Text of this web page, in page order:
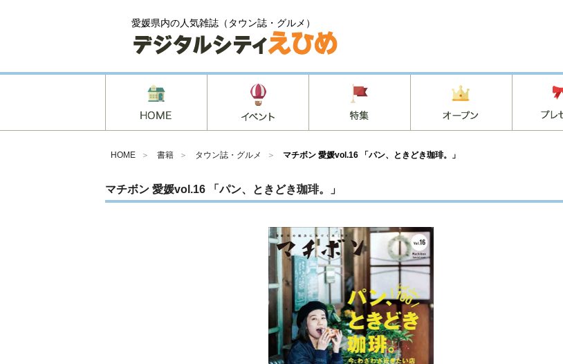
愛媛県内の人気雑誌（タウン誌・グルメ）
HOME ＞ 書籍 ＞ タウン誌・グルメ ＞ マチボン 愛媛vol.16 「パン、ときどき珈琲。」
マチボン 愛媛vol.16 「パン、ときどき珈琲。」